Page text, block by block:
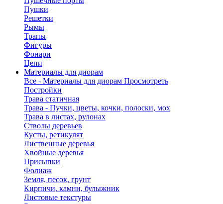
Пушки
Решетки
Рымы
Трапы
Фигуры
Фонари
Цепи
Материалы для диорам
Все - Материалы для диорам Просмотреть
Постройки
Трава статичная
Трава - Пучки, цветы, кочки, полоски, мох
Трава в листах, рулонах
Стволы деревьев
Кусты, ретикулят
Лиственные деревья
Хвойные деревья
Присыпки
Фолиаж
Земля, песок, грунт
Кирпичи, камни, булыжник
Листовые текстуры